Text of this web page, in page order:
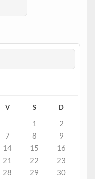
V S D
1
2
7 8
9
14 15
16
21 22
23
28 29
30